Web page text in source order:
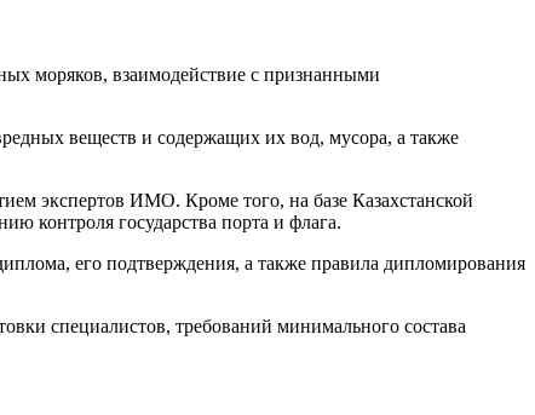
моряков, взаимодействие с признанными
веществ и содержащих их вод, мусора, а также
экспертов ИМО. Кроме того, на базе Казахстанской
контроля государства порта и флага.
его подтверждения, а также правила дипломирования
специалистов, требований минимального состава